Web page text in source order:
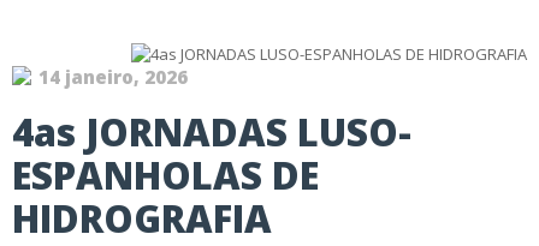
14 janeiro, 2026
4as JORNADAS LUSO-
ESPANHOLAS DE
HIDROGRAFIA